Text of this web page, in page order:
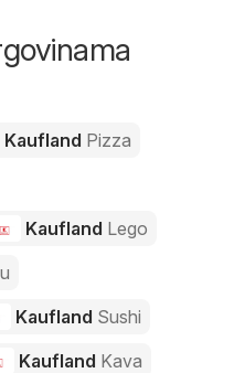
Kaufland Pizza
Kaufland Lego
Kaufland Sushi
Kaufland Kava